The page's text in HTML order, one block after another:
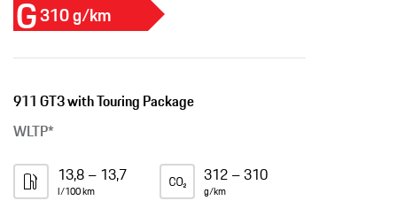
G310 g/km
911 GT3 with Touring Package
WLTP*
13,8 – 13,7
l/100 km
312 – 310
g/km